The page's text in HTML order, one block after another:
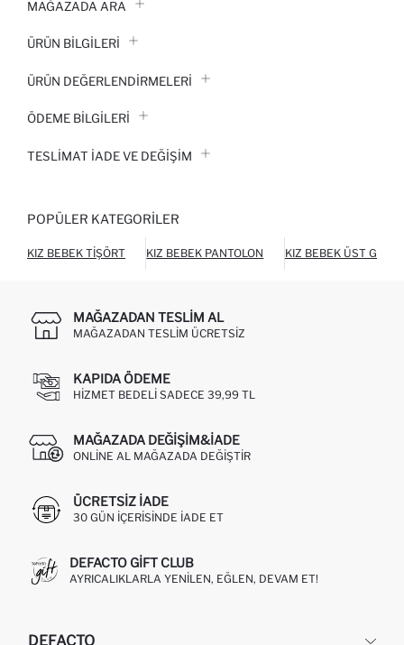
MAĞAZADA ARA
ÜRÜN BILGILERI
ÜRÜN DEĞERLENDİRMELERİ
ÖDEME BİLGİLERİ
TESLIMAT İADE VE DEĞIŞIM
POPÜLER KATEGORILER
KIZ BEBEK TIŞÖRT KIZ BEBEK PANTOLON KIZ BEBEK ÜST GIYIM
MAĞAZADAN TESLIM AL
MAĞAZADAN TESLIM ÜCRETSIZ
KAPIDA ÖDEME
HIZMET BEDELI SADECE 39,99 TL
MAĞAZADA DEĞIŞIM&İADE
ONLINE AL MAĞAZADA DEĞIŞTIR
ÜCRETSIZ IADE
30 GÜN IÇERISINDE IADE ET
DEFACTO GIFT CLUB
AYRICALIKLARLA YENILEN, EĞLEN, DEVAM ET!
DEFACTO